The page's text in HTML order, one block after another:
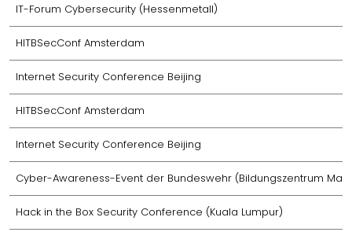
IT-Forum Cybersecurity (Hessenmetall)
HITBSecConf Amsterdam
Internet Security Conference Beijing
HITBSecConf Amsterdam
Internet Security Conference Beijing
Cyber-Awareness-Event der Bundeswehr (Bildungszentrum
Hack in the Box Security Conference (Kuala Lumpur)